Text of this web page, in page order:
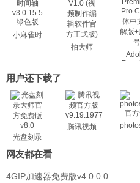
出刻录到蓝光光盘上，且不损失
AVCHD、JVC TOD等。
2、新的H.264解码器，可以快
质，支持1440×1080和1920×1080
3、智能代理编辑使用低分辨率
减少系统资源消耗，并将编辑速度
清内容的完整分辨率。
4、针对Intel四核心处理器特别
5、可以直接将视频上传到
等多种格式。
将视频导入其中。
7、NewBlue电影特效，5种滤镜
小麻雀时
拍大师
方正式版)
解版+
号
用户还下载了
光盘刻录
大师
腾讯视频
网友都在看
4GIP加速器免费版v4.0.0.0